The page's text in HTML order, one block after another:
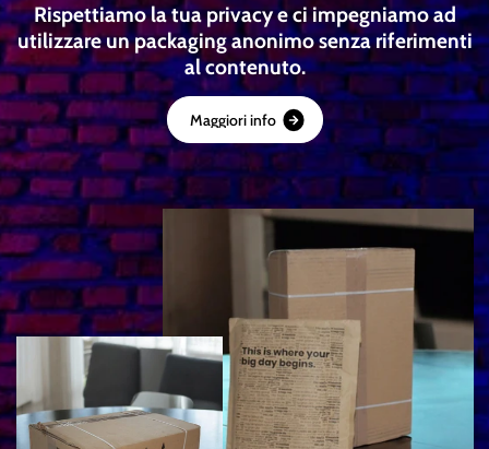
Rispettiamo la tua privacy e ci impegniamo ad
utilizzare un packaging anonimo senza riferimenti
al contenuto.
Maggioriinfo